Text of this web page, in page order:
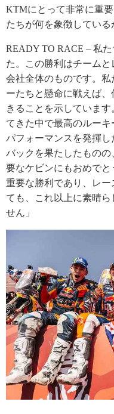
KTMにとって非常に重
たちが何を象徴している
READY TO RACE – 私
た。この勝利はチームと
会社全体のものです。
ーたちと懸命に戦えば
きることを示していま
てきた中で最高のルー
パフォーマンスを発揮
バックを果たしたもの
要なケビンにもおめで
重要な勝利であり、レ
ても、これ以上に素晴
せん」